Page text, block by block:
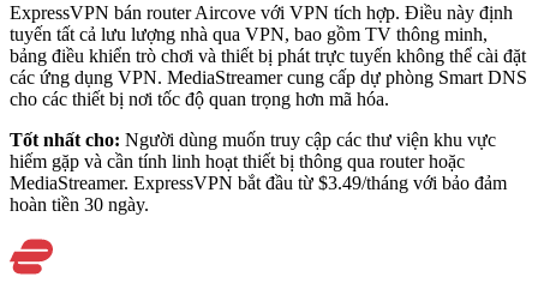
ExpressVPN bán router Aircove với VPN tích hợp. Điều này định
tuyến tất cả lưu lượng nhà qua VPN, bao gồm TV thông minh,
bảng điều khiển trò chơi và thiết bị phát trực tuyến không thể cài đặt
các ứng dụng VPN. MediaStreamer cung cấp dự phòng Smart DNS
cho các thiết bị nơi tốc độ quan trọng hơn mã hóa.
Tốt nhất cho: Người dùng muốn truy cập các thư viện khu vực
hiếm gặp và cần tính linh hoạt thiết bị thông qua router hoặc
MediaStreamer. ExpressVPN bắt đầu từ $3.49/tháng với bảo đảm
hoàn tiền 30 ngày.